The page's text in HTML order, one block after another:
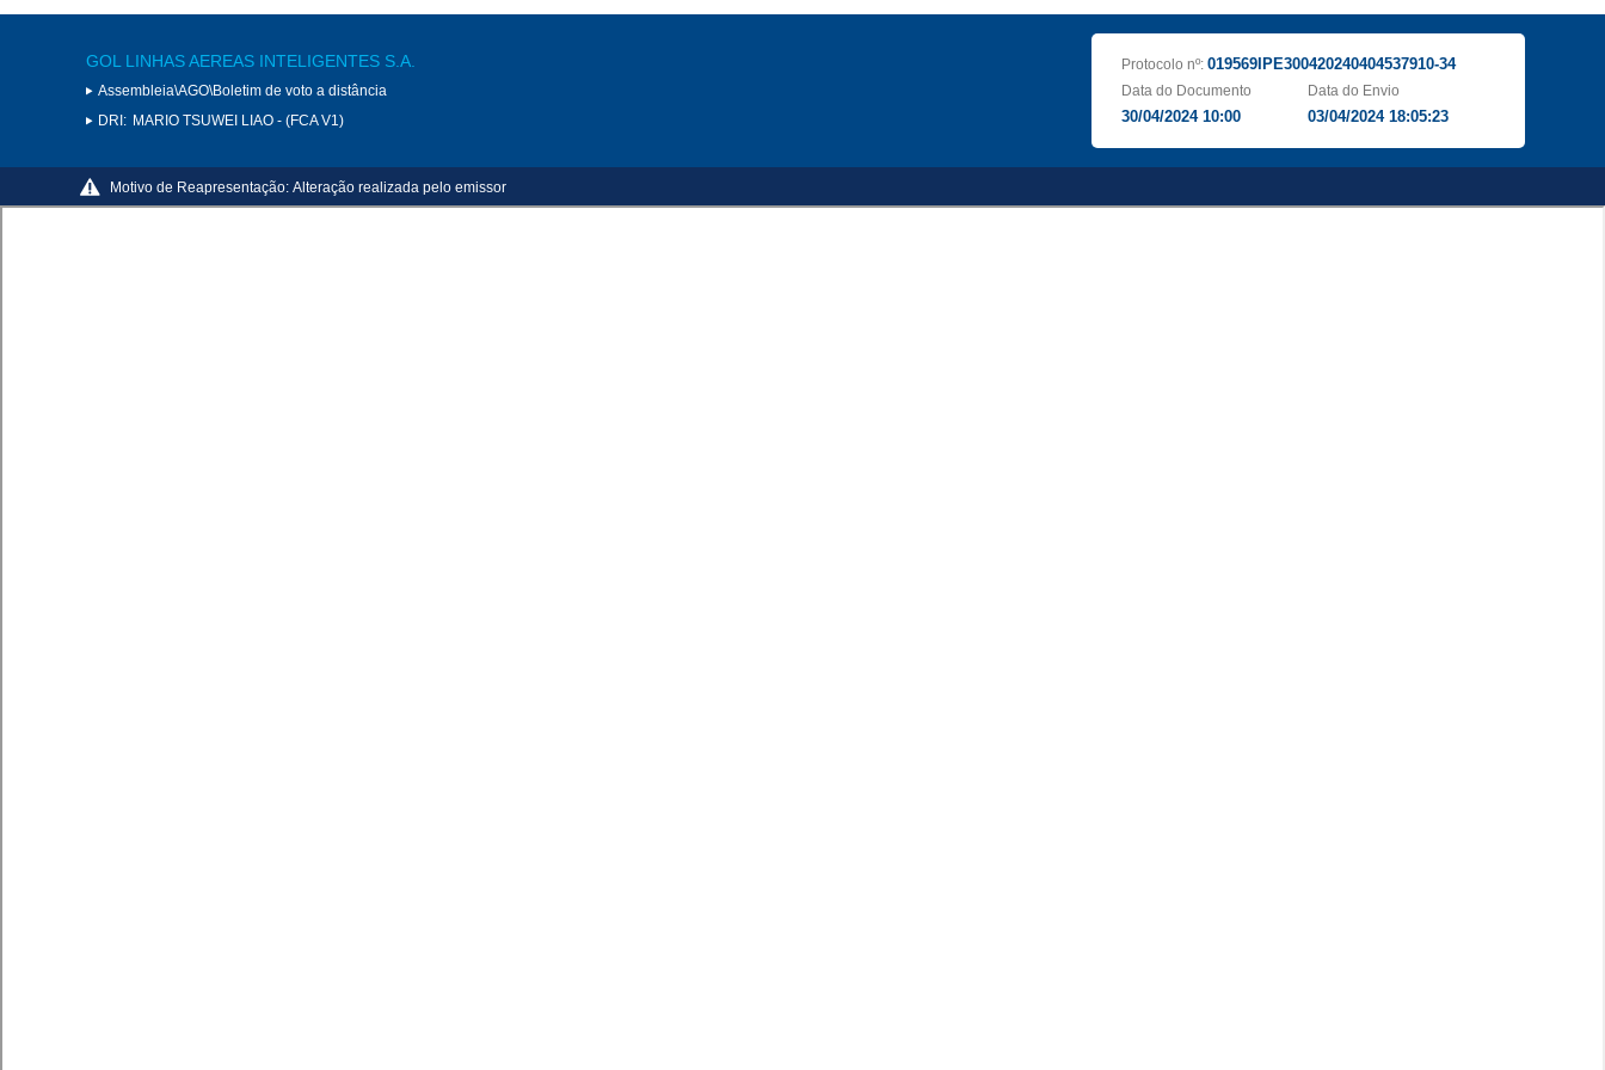
GOL LINHAS AEREAS INTELIGENTES S.A.
Assembleia\AGO\Boletim de voto a distância
DRI: MARIO TSUWEI LIAO - (FCA V1)
Protocolo nº: 019569IPE300420240404537910-34
Data do Documento
30/04/2024 10:00
Data do Envio
03/04/2024 18:05:23
Motivo de Reapresentação: Alteração realizada pelo emissor